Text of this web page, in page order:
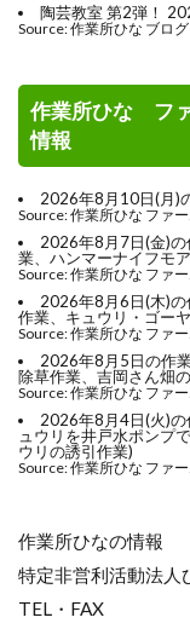
陶芸教室 第2弾！
Source: 作業所ひな ブログ
作業所ひな フ
情報
2026年8月10日(月)
Source: 作業所ひな ファ
2026年8月7日(金)の
業、ハンマーナイフモ
Source: 作業所ひな ファ
2026年8月6日(木)の
作業、キュウリ・ゴー
Source: 作業所ひな ファ
2026年8月5日の作
除草作業、吉岡さん畑
Source: 作業所ひな ファ
2026年8月4日(火)の
ュウリを井戸水ポンプ
ウリの誘引作業)
Source: 作業所ひな ファ
作業所ひなの情報
特定非営利活動法人
TEL・FAX